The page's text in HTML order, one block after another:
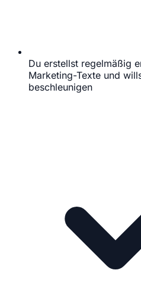
Du erstellst regelmäßig
Marketing-Texte und
beschleunigen